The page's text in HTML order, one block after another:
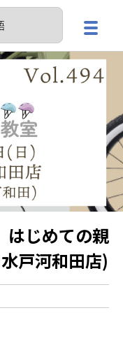
はじめての親
戸河和田店)